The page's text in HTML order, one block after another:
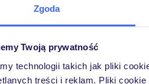
Zgoda
Twoją prywatność
technologii takich jak pliki
treści i reklam. Pliki